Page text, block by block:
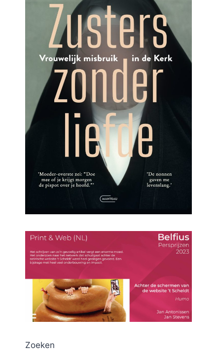
Zoeken